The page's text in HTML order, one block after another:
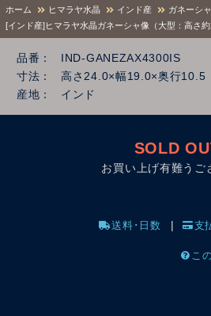
ホーム ヒマラヤ水晶 インド産
ガネーシ
[インド産]ヒマラヤ水晶ガネーシャ像（大型：高さ約
品番
IND-GANEZAX4300IS
寸法
高さ24.0×幅19.0×奥行10.5
産地
インド
SOLD
お買い上げ有難うご
送料･日数 支
こ